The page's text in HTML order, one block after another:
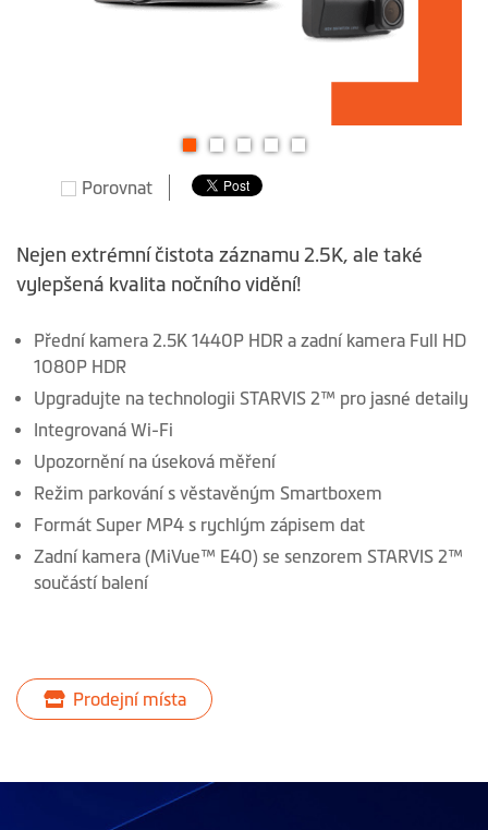
galerie
obrázky
Porovnat
Nejen extrémní čistota záznamu 2.5K, ale také
vylepšená kvalita nočního vidění!
Přední kamera 2.5K 1440P HDR a zadní kamera Full HD
1080P HDR
Upgradujte na technologii STARVIS 2™ pro jasné detaily
Integrovaná Wi-Fi
Upozornění na úseková měření
Režim parkování s věstavěným Smartboxem
Formát Super MP4 s rychlým zápisem dat
Zadní kamera (MiVue™ E40) se senzorem STARVIS 2™
součástí balení
Prodejní místa